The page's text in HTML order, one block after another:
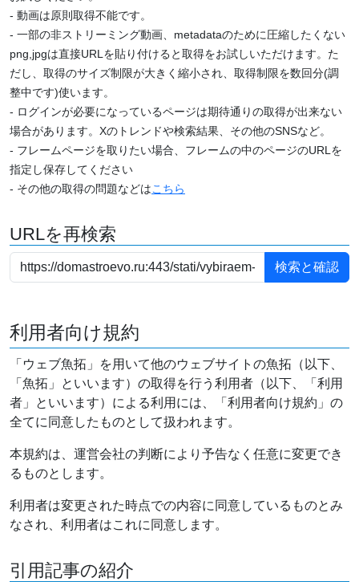
- 動画は原則取得不能です。
- 一部の非ストリーミング動画、metadataのために圧縮したくない
png,jpgは直接URLを貼り付けると取得をお試しいただけます。た
だし、取得のサイズ制限が大きく縮小され、取得制限を数回分(調
整中です)使います。
- ログインが必要になっているページは期待通りの取得が出来ない
場合があります。Xのトレンドや検索結果、その他のSNSなど。
- フレームページを取りたい場合、フレームの中のページのURLを
指定し保存してください
- その他の取得の問題などはこちら
URLを再検索
利用者向け規約
「ウェブ魚拓」を用いて他のウェブサイトの魚拓（以下、
「魚拓」といいます）の取得を行う利用者（以下、「利用
者」といいます）による利用には、「利用者向け規約」の
全てに同意したものとして扱われます。
本規約は、運営会社の判断により予告なく任意に変更でき
るものとします。
利用者は変更された時点での内容に同意しているものとみ
なされ、利用者はこれに同意します。
引用記事の紹介